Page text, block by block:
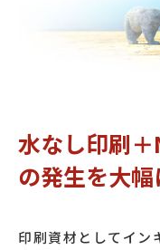
水なし印刷
の発生を大
印刷資材としてイン